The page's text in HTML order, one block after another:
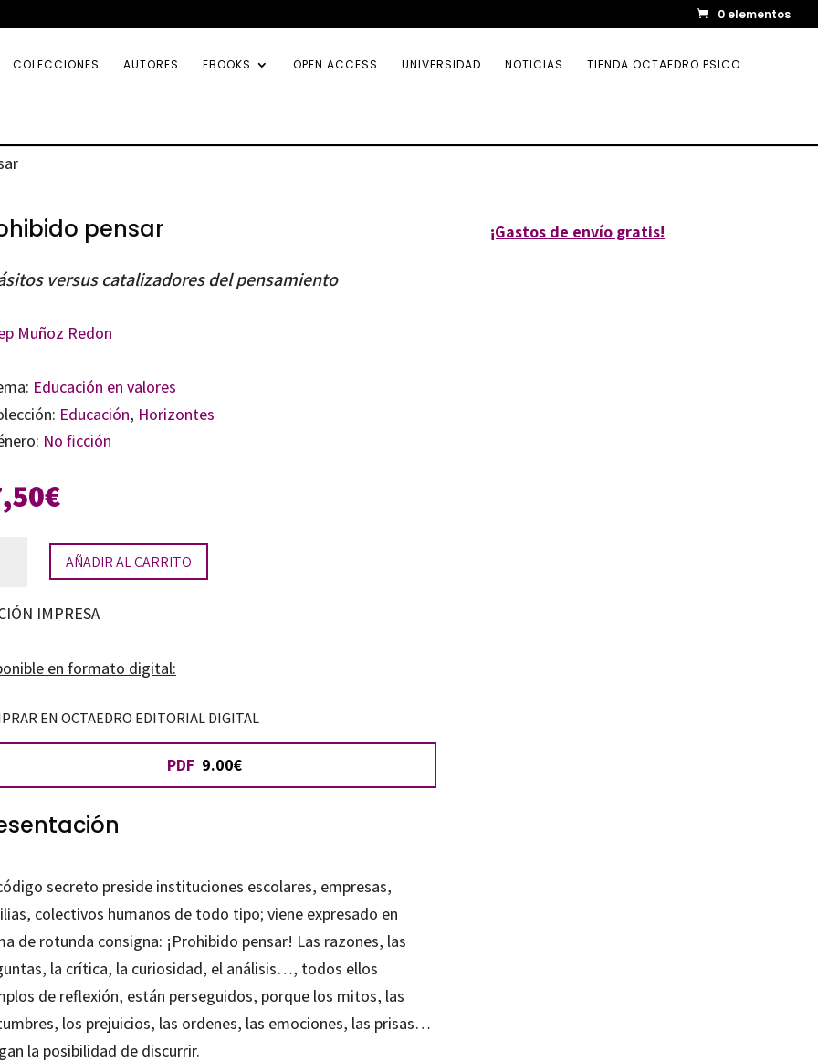
0 elementos
COLECCIONES AUTORES EBOOKS OPEN ACCESS UNIVERSIDAD NOTICIAS TIENDA OCTAEDRO PSICO
pensar
versus catalizadores del pensamiento
Muñoz Redon
Educación en valores
Educación, Horizontes
No ficción
€
AÑADIR AL CARRITO
IMPRESA
en formato digital:
EN OCTAEDRO EDITORIAL DIGITAL
PDF 9.00€
secreto preside instituciones escolares, empresas,
colectivos humanos de todo tipo; viene expresado en
de rotunda consigna: ¡Prohibido pensar! Las razones, las
la crítica, la curiosidad, el análisis…, todos ellos
de reflexión, están perseguidos, porque los mitos, las
los prejuicios, las ordenes, las emociones, las prisas…
la posibilidad de discurrir.
¡Gastos de envío gratis!